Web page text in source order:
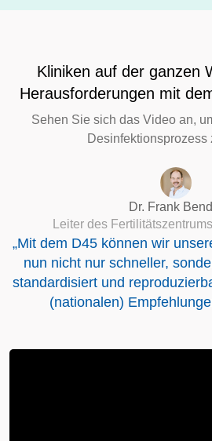
Kliniken auf der ganzen
Herausforderungen mit
Sehen Sie sich das Video an,
Desinfektionsprozess
Dr. Frank
Leiter des
„Mit dem D45 können wir
nun nicht nur schneller,
standardisiert und
(nationalen)